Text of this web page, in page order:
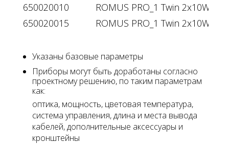
650020010
ROMUS PRO_1 Twin 2x10W
650020015
ROMUS PRO_1 Twin 2x10W
Указаны базовые параметры
Приборы могут быть доработаны согласно
проектному решению, по таким параметрам
как:
оптика, мощность, цветовая температура,
система управления, длина и места вывода
кабелей, дополнительные аксессуары и
кронштейны